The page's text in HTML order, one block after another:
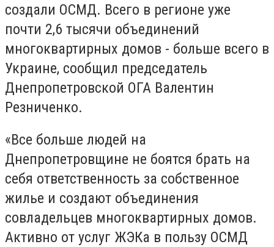
создали ОСМД. Всего в регионе уже
почти 2,6 тысячи объединений
многоквартирных домов - больше всего в
Украине, сообщил председатель
Днепропетровской ОГА Валентин
Резниченко.
«Все больше людей на
Днепропетровщине не боятся брать на
себя ответственность за собственное
жилье и создают объединения
совладельцев многоквартирных домов.
Активно от услуг ЖЭКа в пользу ОСМД